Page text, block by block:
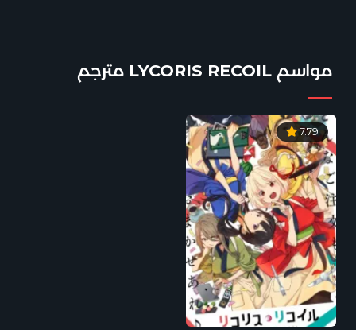
مواسم LYCORIS RECOIL مترجم
7.79